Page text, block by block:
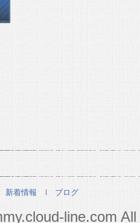
新着情報 ブログ
line.com